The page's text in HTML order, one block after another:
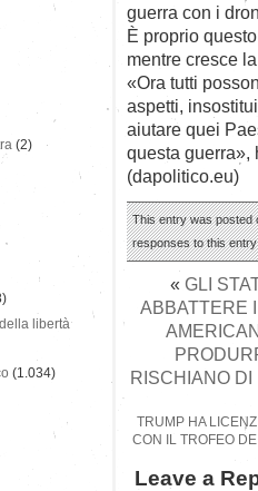
guerra con i
È proprio
mentre cresce
«Ora tutti
aspetti,
aiutare quei
questa guerra»,
(dapolitico.eu)
This entry was posted
responses to this
« GLI
ABBATTERE
RISCHIANO
TRUMP HA
CON IL TROFEO
Leave a
(2)
libertà
(1.034)